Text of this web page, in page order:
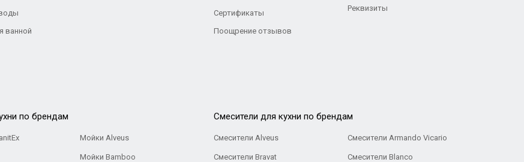
ванной
Сертификаты
Поощрение отзывов
Реквизиты
по брендам
Мойки Alveus
Мойки Bamboo
Cмесители для кухни по брендам
Смесители Alveus Смесители Armando Vicario
Смесители Bravat Смесители Blanco